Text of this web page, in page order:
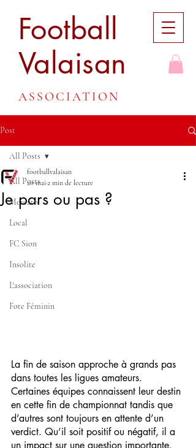
Football
Valaisan
ASSOCIATION
Post
All Posts
Mercato
Local
FC Sion
Insolite
L'association
Fote Féminin
All Posts
Je pars ou pas ?
footballvalaisan
20 mai2 min de lecture
La fin de saison approche à grands pas
dans toutes les ligues amateurs.
Certaines équipes connaissent leur destin
en cette fin de championnat tandis que
d’autres sont toujours en attente d’un
verdict. Qu’il soit positif ou négatif, il a